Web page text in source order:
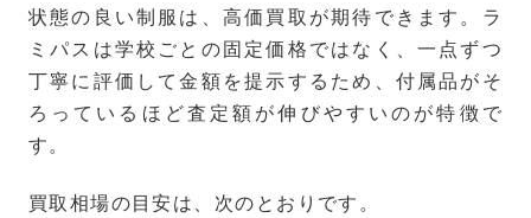
状態の良い制服は、高価買取が期待できます。ラ
ミパスは学校ごとの固定価格ではなく、一点ずつ
丁寧に評価して金額を提示するため、付属品がそ
ろっているほど査定額が伸びやすいのが特徴で
す。
買取相場の目安は、次のとおりです。